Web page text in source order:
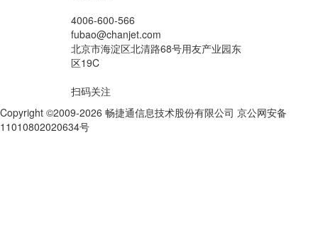
4006-600-566
fubao@chanjet.com
北京市海淀区北清路68号用友产业园东
区19C
扫码关注
Copyright ©2009-2026 畅捷通信息技术股份有限公司 京公网安备
11010802020634号